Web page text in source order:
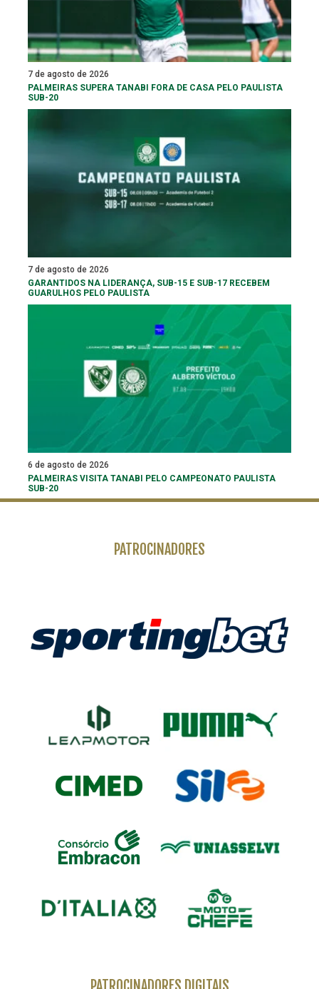
7 de agosto de 2026
PALMEIRAS SUPERA TANABI FORA DE CASA PELO PAULISTA
SUB-20
7 de agosto de 2026
GARANTIDOS NA LIDERANÇA, SUB-15 E SUB-17 RECEBEM
GUARULHOS PELO PAULISTA
6 de agosto de 2026
PALMEIRAS VISITA TANABI PELO CAMPEONATO PAULISTA
SUB-20
PATROCINADORES